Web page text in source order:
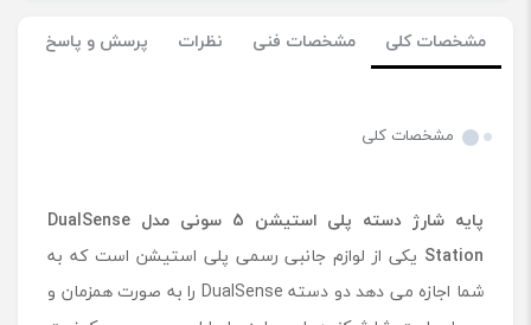
مشخصات کلی مشخصات فنی نظرات پرسش و پاسخ
مشخصات کلی
پایه شارژ دسته پلی استیشن 5 سونی مدل
DualSense
Station یکی از لوازم جانبی رسمی پلی استیشن است که به
شما اجازه می دهد دو دسته DualSense را به صورت همزمان و